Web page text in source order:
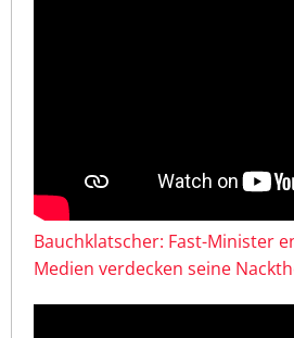
Bauchklatscher: Fast-Minister
Medien verdecken seine